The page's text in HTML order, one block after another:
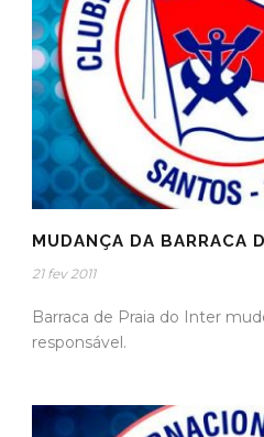
MUDANÇA DA BARRACA
21 fev 2011
Barraca de Praia do Inter
responsável.